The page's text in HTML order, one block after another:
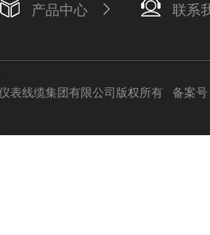
产品中心 联系
表线缆集团有限公司版权所有 备案号